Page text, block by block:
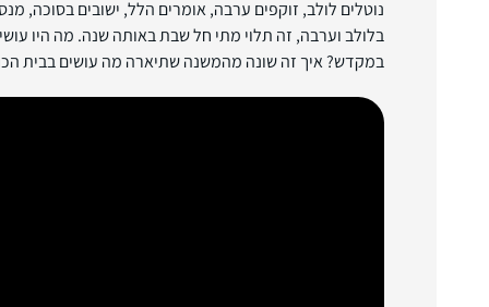
נוטלים לולב, זוקפים ערבה, אומרים הלל, ישובים בסוכה,
בלולב וערבה, זה תלוי מתי חל שבת באותה שנה. מה היו
במקדש? איך זה שונה מהמשנה שתיארה מה עושים בבית